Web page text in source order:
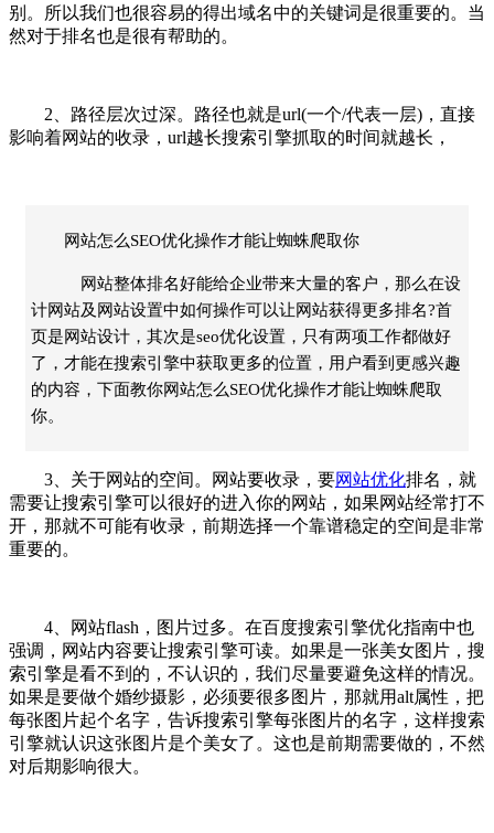
别。所以我们也很容易的得出域名中的关键词是很重要的。当
然对于排名也是很有帮助的。
2、路径层次过深。路径也就是url(一个/代表一层)，直接
影响着网站的收录，url越长搜索引擎抓取的时间就越长，
网站怎么SEO优化操作才能让蜘蛛爬取你
网站整体排名好能给企业带来大量的客户，那么在设
计网站及网站设置中如何操作可以让网站获得更多排名?首
页是网站设计，其次是seo优化设置，只有两项工作都做好
了，才能在搜索引擎中获取更多的位置，用户看到更感兴趣
的内容，下面教你网站怎么SEO优化操作才能让蜘蛛爬取
你。
3、关于网站的空间。网站要收录，要网站优化排名，就
需要让搜索引擎可以很好的进入你的网站，如果网站经常打不
开，那就不可能有收录，前期选择一个靠谱稳定的空间是非常
重要的。
4、网站flash，图片过多。在百度搜索引擎优化指南中也
强调，网站内容要让搜索引擎可读。如果是一张美女图片，搜
索引擎是看不到的，不认识的，我们尽量要避免这样的情况。
如果是要做个婚纱摄影，必须要很多图片，那就用alt属性，把
每张图片起个名字，告诉搜索引擎每张图片的名字，这样搜索
引擎就认识这张图片是个美女了。这也是前期需要做的，不然
对后期影响很大。